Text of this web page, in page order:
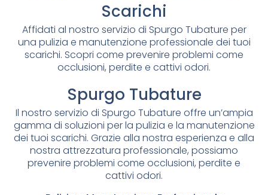
Scarichi
Affidati al nostro servizio di Spurgo Tubature per
una pulizia e manutenzione professionale dei tuoi
scarichi. Scopri come prevenire problemi come
occlusioni, perdite e cattivi odori.
Spurgo Tubature
Il nostro servizio di Spurgo Tubature offre un’ampia
gamma di soluzioni per la pulizia e la manutenzione
dei tuoi scarichi. Grazie alla nostra esperienza e alla
nostra attrezzatura professionale, possiamo
prevenire problemi come occlusioni, perdite e
cattivi odori.